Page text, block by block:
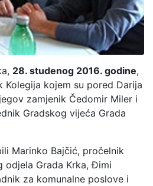
28. studenog 2016. godine,
Kolegija kojem su pored Darija
zamjenik Čedomir Miler i
Gradskog vijeća Grada
Marinko Bajčić, pročelnik
odjela Grada Krka, Đimi
za komunalne poslove i